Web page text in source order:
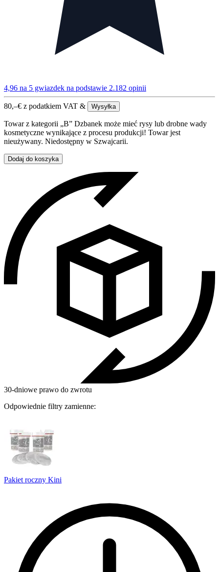
4,96 na 5 gwiazdek na podstawie 2.182 opinii
80,–€ z podatkiem VAT & Wysyłka
Towar z kategorii „B” Dzbanek może mieć rysy lub drobne wady
kosmetyczne wynikające z procesu produkcji! Towar jest
nieużywany. Niedostępny w Szwajcarii.
Dodaj do koszyka
30-dniowe prawo do zwrotu
Odpowiednie filtry zamienne:
Pakiet roczny Kini